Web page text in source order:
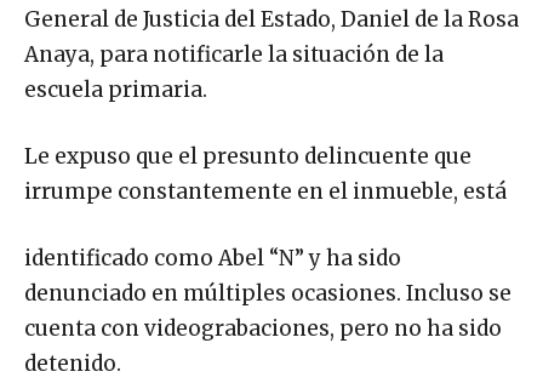
General de Justicia del Estado, Daniel de la Rosa
Anaya, para notificarle la situación de la
escuela primaria.
Le expuso que el presunto delincuente que
irrumpe constantemente en el inmueble, está
identificado como Abel “N” y ha sido
denunciado en múltiples ocasiones. Incluso se
cuenta con videograbaciones, pero no ha sido
detenido.